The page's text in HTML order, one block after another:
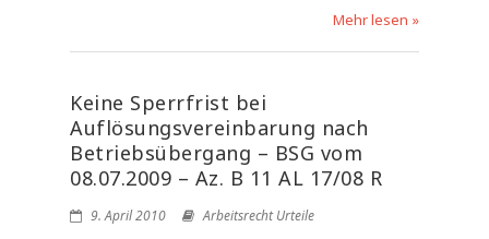
Mehr lesen »
Keine Sperrfrist bei
Auflösungsvereinbarung nach
Betriebsübergang – BSG vom
08.07.2009 – Az. B 11 AL 17/08 R
9. April 2010 Arbeitsrecht Urteile